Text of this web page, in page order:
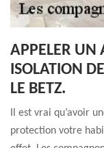
APPELER UN
ISOLATION
LE BETZ.
Il est vrai qu’avoir
protection votre